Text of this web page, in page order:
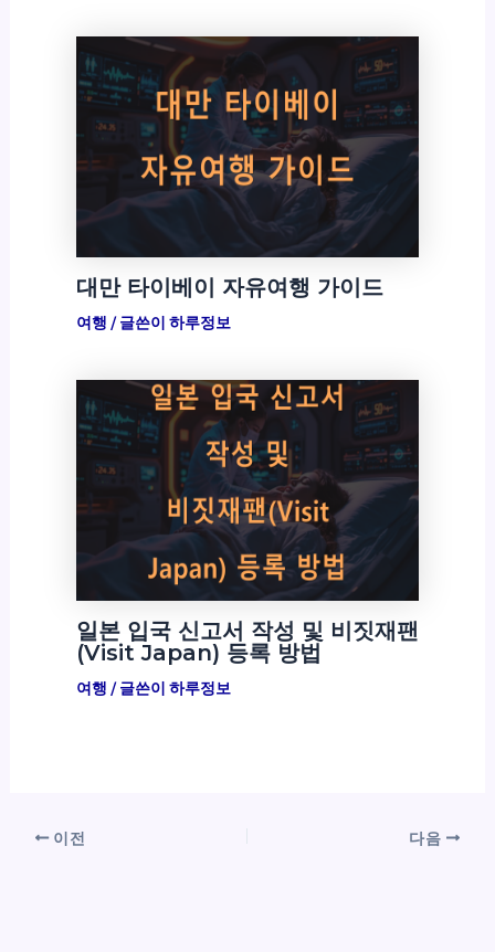
대만 타이베이 자유여행 가이드
여행 / 글쓴이 하루정보
일본 입국 신고서 작성 및 비짓재팬
(Visit Japan) 등록 방법
여행 / 글쓴이 하루정보
이전 다음